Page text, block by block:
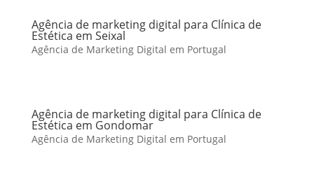
Agência de marketing digital para Clínica de
Estética em Seixal
Agência de Marketing Digital em Portugal
Agência de marketing digital para Clínica de
Estética em Gondomar
Agência de Marketing Digital em Portugal